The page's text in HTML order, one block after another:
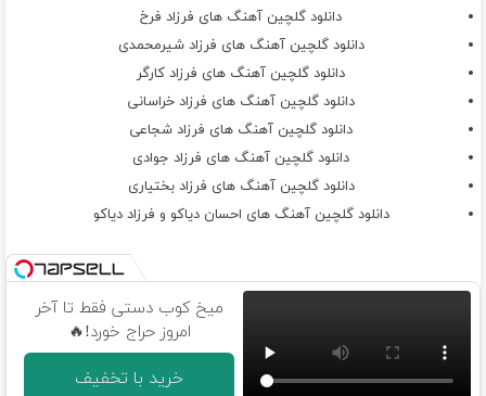
دانلود گلچین آهنگ های فرزاد فرخ
دانلود گلچین آهنگ های فرزاد شیرمحمدی
دانلود گلچین آهنگ های فرزاد کارگر
دانلود گلچین آهنگ های فرزاد خراسانی
دانلود گلچین آهنگ های فرزاد شجاعی
دانلود گلچین آهنگ های فرزاد جوادی
دانلود گلچین آهنگ های فرزاد بختیاری
دانلود گلچین آهنگ های احسان دیاکو و فرزاد دیاکو
میخ کوب دستی فقط تا آخر
امروز حراج خورد!🔥
خرید با تخفیف